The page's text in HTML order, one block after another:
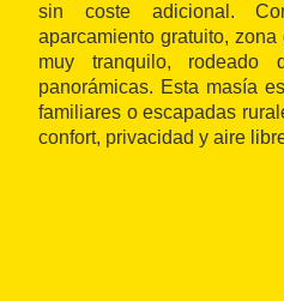
sin coste adicional.
aparcamiento gratuito,
muy tranquilo, rodeado
panorámicas. Esta masía
familiares o escapadas
confort, privacidad y aire